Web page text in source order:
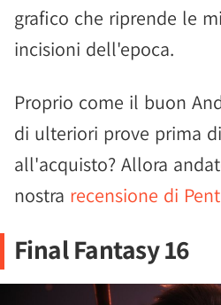
grafico che riprende le
incisioni dell'epoca.
Proprio come il buon
di ulteriori prove prima
all'acquisto? Allora
nostra recensione di
Final Fantasy 16